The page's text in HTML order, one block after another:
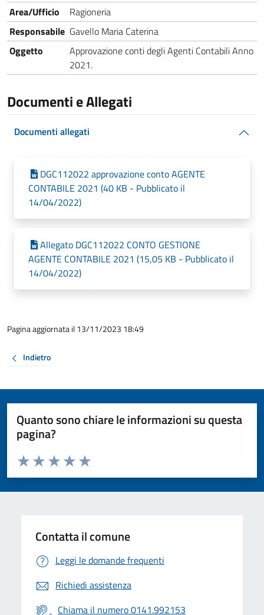
Area/Ufficio
Ragioneria
Responsabile Gavello Maria Caterina
Oggetto
Approvazione conti degli Agenti Contabili Anno
2021.
Documenti e Allegati
Documenti allegati
DGC112022 approvazione conto AGENTE
CONTABILE 2021 (40 KB - Pubblicato il
14/04/2022)
Allegato DGC112022 CONTO GESTIONE
AGENTE CONTABILE 2021 (15,05 KB - Pubblicato il
14/04/2022)
Pagina aggiornata il 13/11/2023 18:49
Indietro
Quanto sono chiare le informazioni su questa
pagina?
Valuta da 1 a 5 stelle la pagina
Valuta 5 stelle su 5
Valuta 4 stelle su 5
Valuta 3 stelle su 5
Valuta 2 stelle su 5
Valuta 1 stelle su 5
Contatta il comune
Leggi le domande frequenti
Richiedi assistenza
Chiama il numero 0141.992153